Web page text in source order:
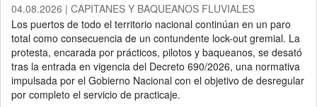
04.08.2026 | CAPITANES Y BAQUEANOS FLUVIALES
Los puertos de todo el territorio nacional continúan en un paro
total como consecuencia de un contundente lock-out gremial. La
protesta, encarada por prácticos, pilotos y baqueanos, se desató
tras la entrada en vigencia del Decreto 690/2026, una normativa
impulsada por el Gobierno Nacional con el objetivo de desregular
por completo el servicio de practicaje.